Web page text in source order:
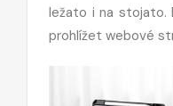
ležato i na stojato.
prohlížet webové